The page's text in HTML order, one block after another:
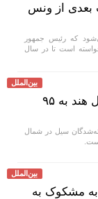
بعدی از ونس
که رئیس جمهور
است تا در سال
بین‌الملل
شمار کشته‌های سیل هند به ۹۵
سیل در شمال
بین‌الملل
مشکوک به